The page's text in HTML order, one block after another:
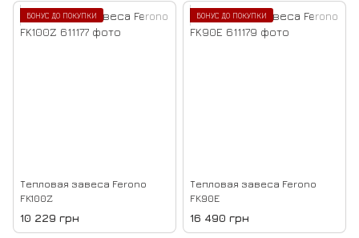
БОНУС ДО ПОКУПКИ
Тепловая завеса Ferono
FK100Z
10 229 грн
БОНУС ДО ПОКУПКИ
Тепловая завеса Ferono
FK90E
16 490 грн